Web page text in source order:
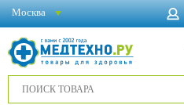
Москва